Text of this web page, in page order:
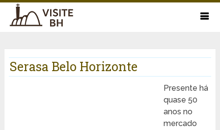
Serasa Belo Horizonte
Presente há
quase 50
anos no
mercado